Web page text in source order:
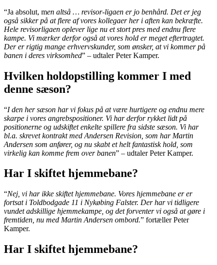
“Ja absolut, men altså … revisor-ligaen er jo benhård. Det er jeg
også sikker på at flere af vores kollegaer her i aften kan bekræfte.
Hele revisorligaen oplever lige nu et stort pres med endnu flere
kampe. Vi mærker derfor også at vores hold er meget eftertragtet.
Der er rigtig mange erhvervskunder, som ønsker, at vi kommer på
banen i deres virksomhed” – udtaler Peter Kamper.
Hvilken holdopstilling kommer I med
denne sæson?
“I den her sæson har vi fokus på at være hurtigere og endnu mere
skarpe i vores angrebspositioner. Vi har derfor rykket lidt på
positionerne og udskiftet enkelte spillere fra sidste sæson. Vi har
bl.a. skrevet kontrakt med Andersen Revision, som har Martin
Andersen som anfører, og nu skabt et helt fantastisk hold, som
virkelig kan komme frem over banen” – udtaler Peter Kamper.
Har I skiftet hjemmebane?
“Nej, vi har ikke skiftet hjemmebane. Vores hjemmebane er er
fortsat i Toldbodgade 11 i Nykøbing Falster. Der har vi tidligere
vundet adskillige hjemmekampe, og det forventer vi også at gøre i
fremtiden, nu med Martin Andersen ombord.” fortæller Peter
Kamper.
Har I skiftet hjemmebane?